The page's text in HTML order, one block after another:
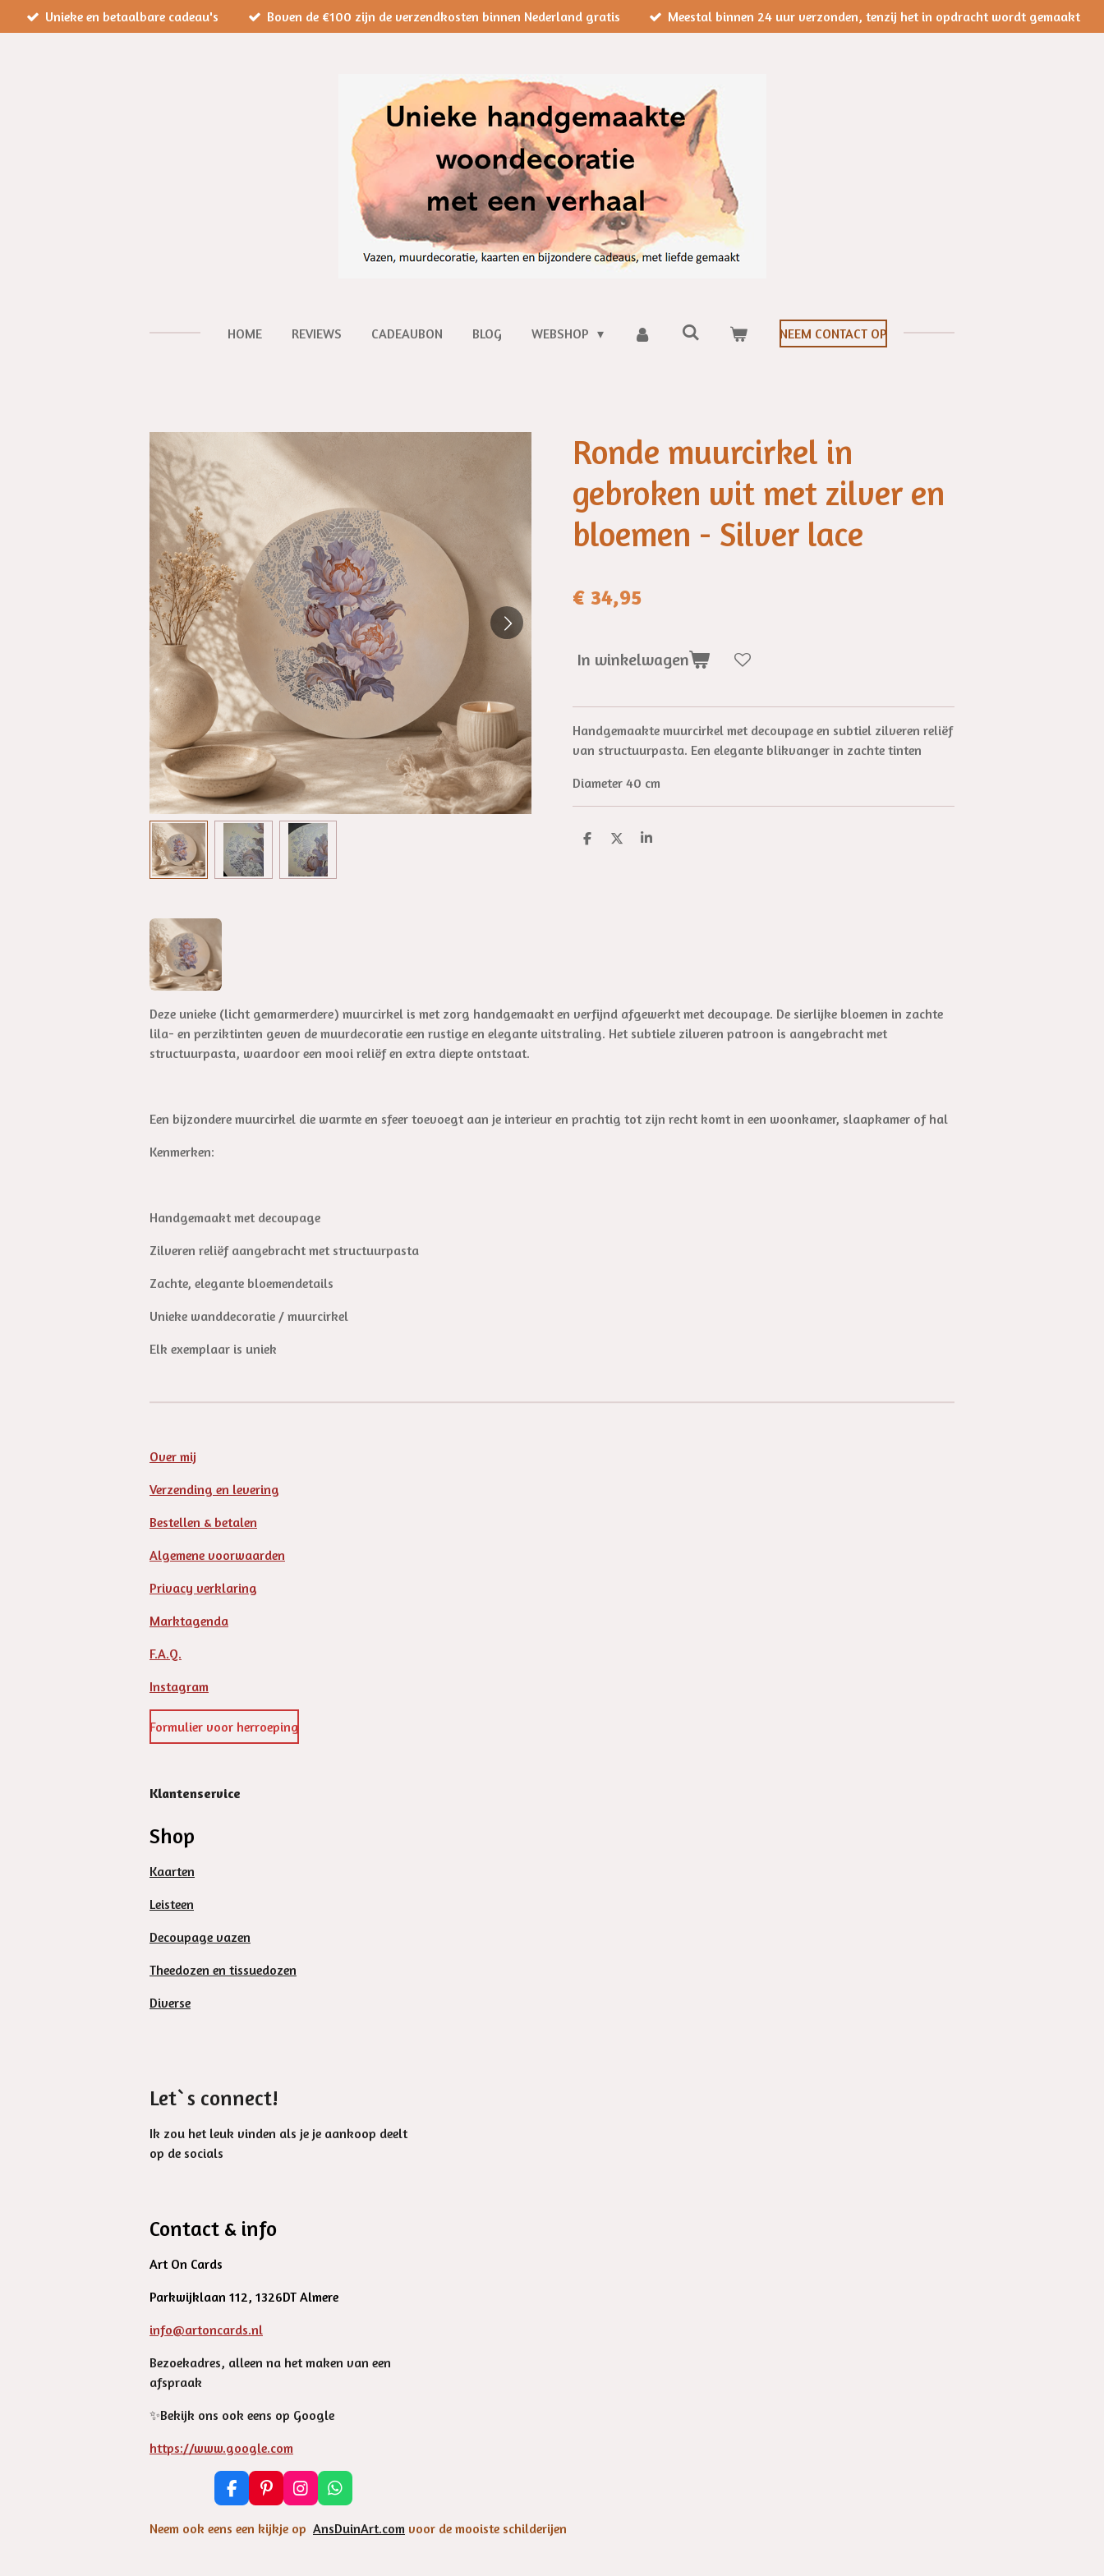
direct
Unieke en betaalbare cadeau's Boven de €100 zijn de verzendkosten binnen Nederland gratis Meestal binnen 24 uur verzonden, tenzij het in opdracht wordt gemaakt
HOME REVIEWS CADEAUBON BLOG WEBSHOP NEEM CONTACT OP
Ronde muurcirkel in
gebroken wit met zilver en
bloemen - Silver lace
€ 34,95
In winkelwagen
Handgemaakte muurcirkel met decoupage en subtiel zilveren reliëf
van structuurpasta. Een elegante blikvanger in zachte tinten
Diameter 40 cm
D
D
S
Deze unieke (licht gemarmerdere) muurcirkel is met zorg handgemaakt en verfijnd afgewerkt met decoupage. De sierlijke bloemen in zachte
lila- en perziktinten geven de muurdecoratie een rustige en elegante uitstraling. Het subtiele zilveren patroon is aangebracht met
structuurpasta, waardoor een mooi reliëf en extra diepte ontstaat.
Een bijzondere muurcirkel die warmte en sfeer toevoegt aan je interieur en prachtig tot zijn recht komt in een woonkamer, slaapkamer of hal
Kenmerken:
Handgemaakt met decoupage
Zilveren reliëf aangebracht met structuurpasta
Zachte, elegante bloemendetails
Unieke wanddecoratie / muurcirkel
Elk exemplaar is uniek
Over mij
Verzending en levering
Bestellen & betalen
Algemene voorwaarden
Privacy verklaring
Marktagenda
F.A.Q.
Instagram
Formulier voor herroeping
Klantenservice
Shop
Kaarten
Leisteen
Decoupage vazen
Theedozen en tissuedozen
Diverse
Let`s connect!
Ik zou het leuk vinden als je je aankoop deelt
op de socials
Contact & info
Art On Cards
Parkwijklaan 112, 1326DT Almere
info@artoncards.nl
Bezoekadres, alleen na het maken van een
afspraak
✨️Bekijk ons ook eens op Google
https://www.google.com
F
a
c
P
i
n
t
I
n
s
t
W
h
a
Neem ook eens een kijkje op AnsDuinArt.com voor de mooiste schilderijen